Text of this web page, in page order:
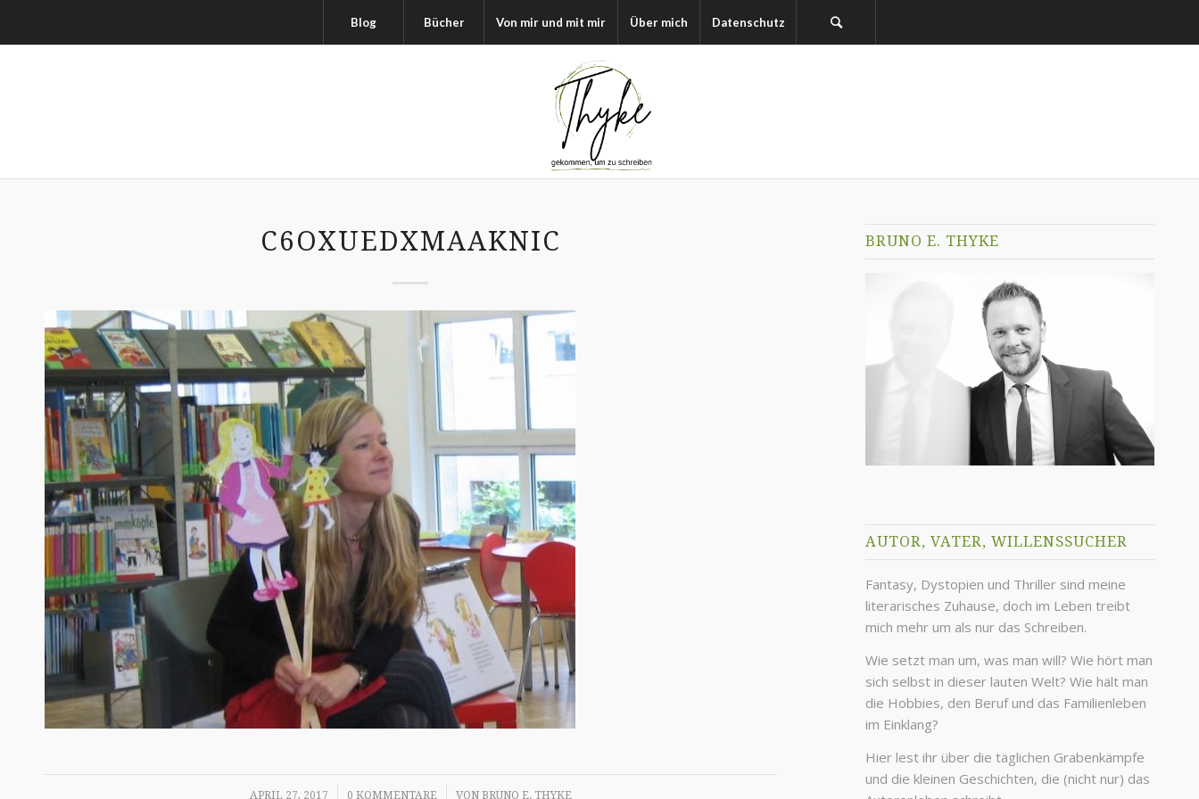
Blog Bücher Von mir und mit mir Über mich Datenschutz
C6OXUEDXMAAKNIC
APRIL 27, 2017
/ 0 KOMMENTARE
/ VON BRUNO E. THYKE
BRUNO E. THYKE
AUTOR, VATER, WILLENSSUCHER
Fantasy, Dystopien und Thriller sind meine
literarisches Zuhause, doch im Leben treibt
mich mehr um als nur das Schreiben.
Wie setzt man um, was man will? Wie hört man
sich selbst in dieser lauten Welt? Wie hält man
die Hobbies, den Beruf und das Familienleben
im Einklang?
Hier lest ihr über die täglichen Grabenkämpfe
und die kleinen Geschichten, die (nicht nur) das